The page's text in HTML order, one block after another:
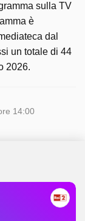
sulla TV
è
dal
un totale di 44
2026.
14:00